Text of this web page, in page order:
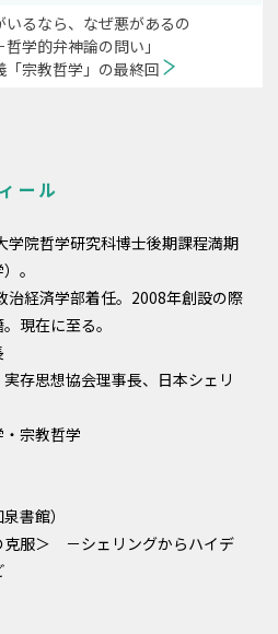
いるなら、なぜ悪があるの
学的弁神論の問い」
宗教哲学」の最終回
ール
学院哲学研究科博士後期課程満期
。
治経済学部着任。2008年創設の際
現在に至る。
存思想協会理事長、日本シェリ
宗教哲学
書館）
克服＞ －シェリングからハイデ